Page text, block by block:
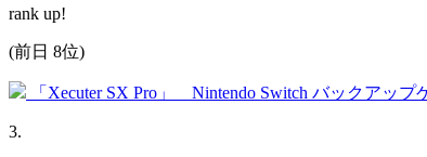
rank up!
(前日 8位)
「Xecuter SX Pro」 Nintendo Switch バックアップ
3.